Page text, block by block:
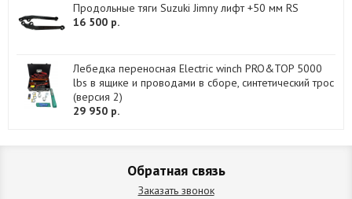
Продольные тяги Suzuki Jimny лифт +50 мм RS
16 500 р.
Лебедка переносная Electric winch PRO&TOP 5000
lbs в ящике и проводами в сборе, синтетический трос
(версия 2)
29 950 р.
Обратная связь
Заказать звонок